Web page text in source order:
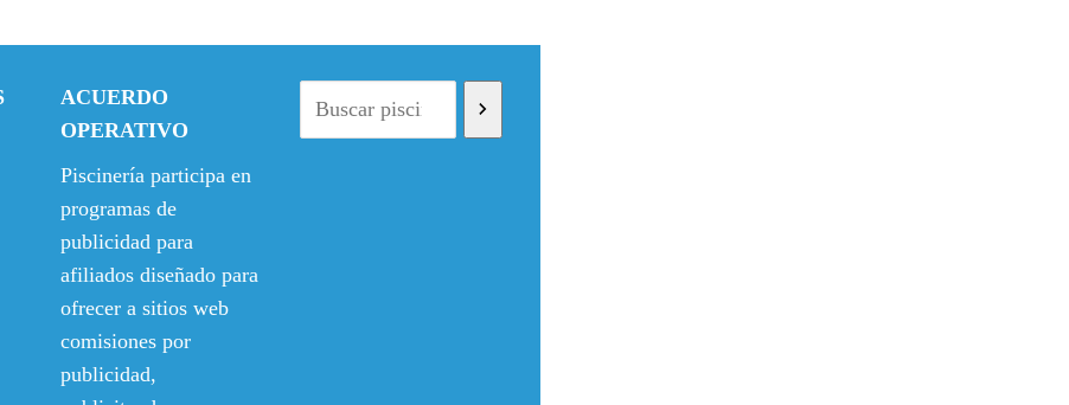
r
g
i
n
l
e
r
a
:
8
c
u
a
l
s
:
7
5
,
6
ACUERDO
OPERATIVO
Piscinería participa en
programas de
publicidad para
afiliados diseñado para
ofrecer a sitios web
comisiones por
publicidad,